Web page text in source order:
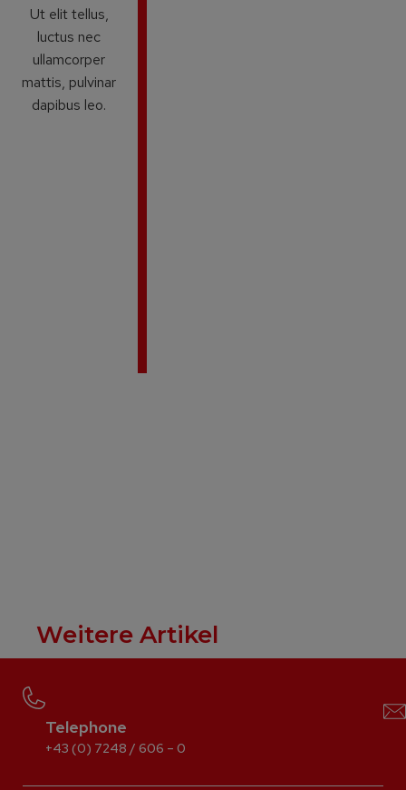
Ut elit tellus,
luctus nec
ullamcorper
mattis, pulvinar
dapibus leo.
Weitere Artikel
Telephone
+43 (0) 7248 / 606 – 0